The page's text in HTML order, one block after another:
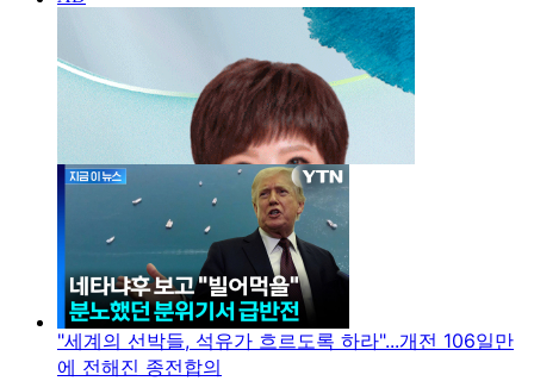
"세계의 선박들, 석유가 흐르도록 하라"...개전 106일만
에 전해진 종전합의